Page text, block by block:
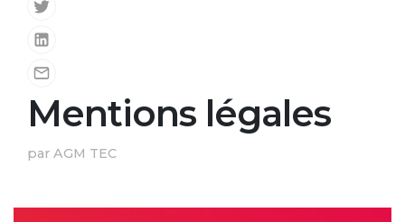
Mentions légales
par AGM TEC